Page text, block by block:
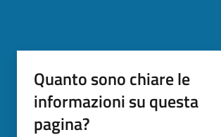
Quanto sono chiare le
informazioni su questa
pagina?